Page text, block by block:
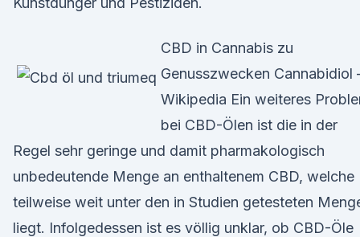
CBD in Cannabis zu
Genusszwecken Cannabidiol
Wikipedia Ein weiteres
bei CBD-Ölen ist die in der
Regel sehr geringe und damit pharmakologisch
unbedeutende Menge an enthaltenem CBD, welche
teilweise weit unter den in Studien getesteten
liegt. Infolgedessen ist es völlig unklar, ob CBD-Öle